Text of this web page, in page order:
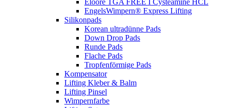
Eloore TGA FREE I Cysteamine HCL
EngelsWimpern® Express Lifting
Silikonpads
Korean ultradünne Pads
Down Drop Pads
Runde Pads
Flache Pads
Tropfenförmige Pads
Kompensator
Lifting Kleber & Balm
Lifting Pinsel
Wimpernfarbe